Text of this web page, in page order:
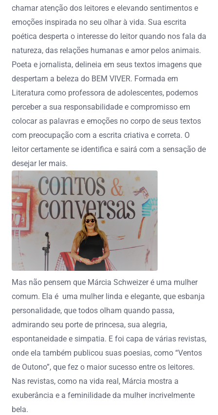
chamar atenção dos leitores e elevando sentimentos e
emoções inspirada no seu olhar à vida. Sua escrita
poética desperta o interesse do leitor quando nos fala da
natureza, das relações humanas e amor pelos animais.
Poeta e jornalista, delineia em seus textos imagens que
despertam a beleza do BEM VIVER. Formada em
Literatura como professora de adolescentes, podemos
perceber a sua responsabilidade e compromisso em
colocar as palavras e emoções no corpo de seus textos
com preocupação com a escrita criativa e correta. O
leitor certamente se identifica e sairá com a sensação de
desejar ler mais.
Mas não pensem que Márcia Schweizer é uma mulher
comum. Ela é uma mulher linda e elegante, que esbanja
personalidade, que todos olham quando passa,
admirando seu porte de princesa, sua alegria,
espontaneidade e simpatia. E foi capa de várias revistas,
onde ela também publicou suas poesias, como “Ventos
de Outono”, que fez o maior sucesso entre os leitores.
Nas revistas, como na vida real, Márcia mostra a
exuberância e a feminilidade da mulher incrivelmente
bela.